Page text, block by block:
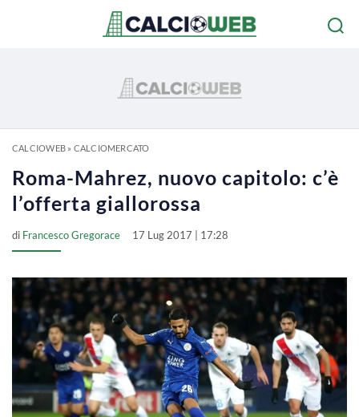
CALCIOWEB» CALCIOMERCATO
Roma-Mahrez, nuovo capitolo: c’è
l’offerta giallorossa
di Francesco Gregorace 17 Lug 2017 | 17:28